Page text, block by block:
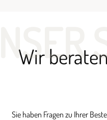
UNSER
Wir
Sie haben Fragen zu Ihrer